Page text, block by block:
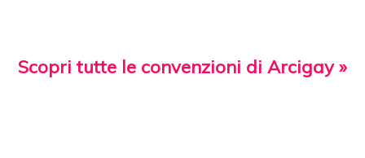
Scopri tutte le convenzioni di Arcigay »